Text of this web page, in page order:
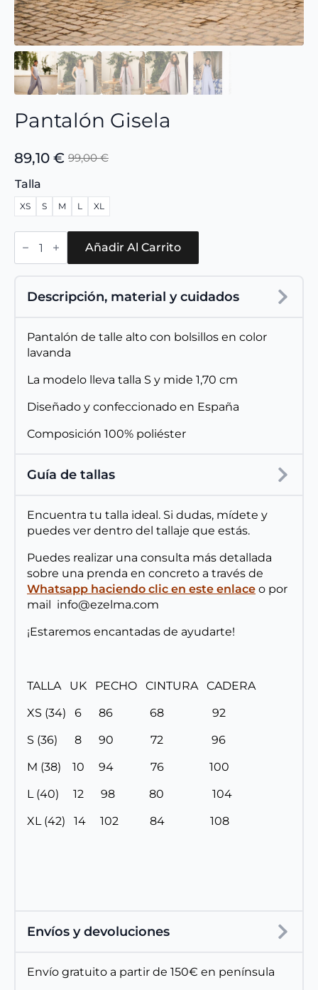
Pantalón Gisela
99,00€
El
precio
original
era:
99,00 €.
89,10 €
El
precio
actual
es:
89,10 €.
Talla
XS S M L XL
Pantalón
Gisela
Añadir Al Carrito
Descripción, material y cuidados
Pantalón de talle alto con bolsillos en color
lavanda
La modelo lleva talla S y mide 1,70 cm
Diseñado y confeccionado en España
Composición 100% poliéster
Guía de tallas
Encuentra tu talla ideal. Si dudas, mídete y
puedes ver dentro del tallaje que estás.
Puedes realizar una consulta más detallada
sobre una prenda en concreto a través de
Whatsapp haciendo clic en este enlace o por
mail info@ezelma.com
¡Estaremos encantadas de ayudarte!
TALLA UK PECHO CINTURA CADERA
XS (34) 6 86 68 92
S (36) 8 90 72 96
M (38) 10 94 76 100
L (40) 12 98 80 104
XL (42) 14 102 84 108
Envíos y devoluciones
Envío gratuito a partir de 150€ en península